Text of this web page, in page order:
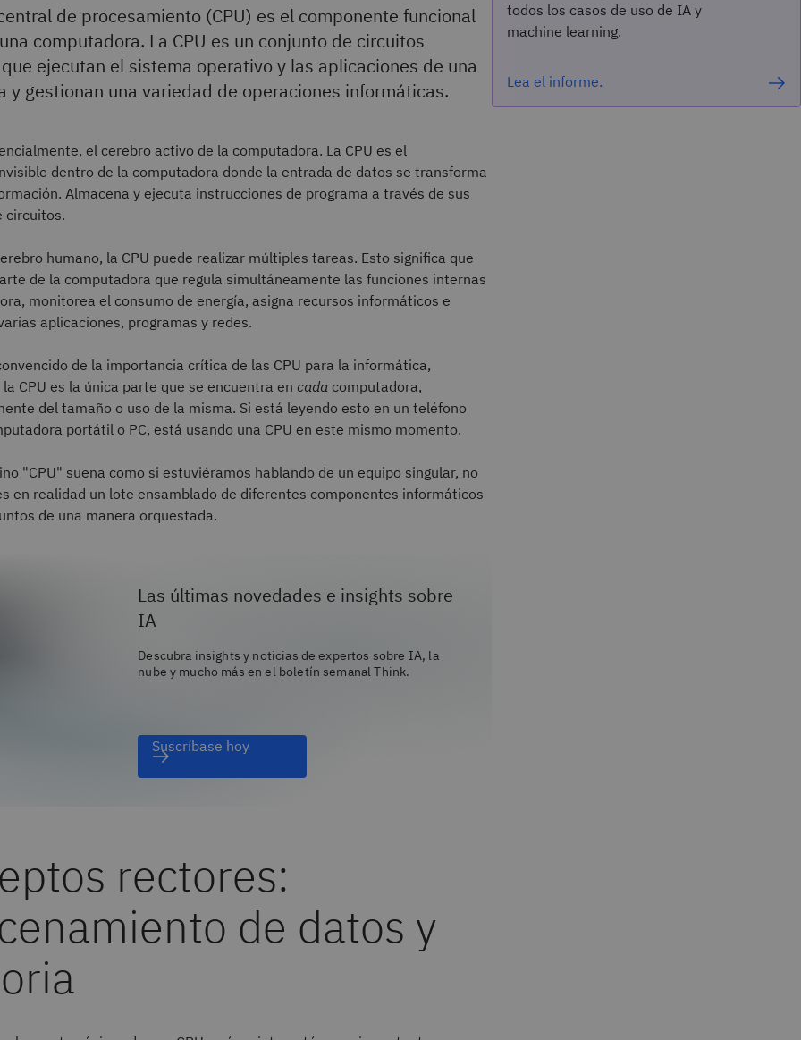
de procesamiento (CPU) es el componente funcional
computadora. La CPU es un conjunto de circuitos
ejecutan el sistema operativo y las aplicaciones de una
y gestionan una variedad de operaciones informáticas.
el cerebro activo de la computadora. La CPU es el
dentro de la computadora donde la entrada de datos se transforma
Almacena y ejecuta instrucciones de programa a través de sus
circuitos.
humano, la CPU puede realizar múltiples tareas. Esto significa que
de la computadora que regula simultáneamente las funciones internas
monitorea el consumo de energía, asigna recursos informáticos e
aplicaciones, programas y redes.
de la importancia crítica de las CPU para la informática,
CPU es la única parte que se encuentra en cada computadora,
del tamaño o uso de la misma. Si está leyendo esto en un teléfono
portátil o PC, está usando una CPU en este mismo momento.
"CPU" suena como si estuviéramos hablando de un equipo singular, no
en realidad un lote ensamblado de diferentes componentes informáticos
de una manera orquestada.
Las últimas novedades e insights sobre
IA
Descubra insights y noticias de expertos sobre IA, la
nube y mucho más en el boletín semanal Think.
Suscríbase hoy
rectores:
de datos y
todos los casos de uso de IA y
machine learning.
Lea el informe.